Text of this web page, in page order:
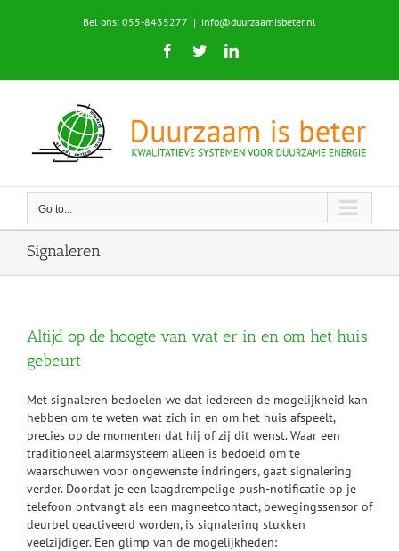
Bel ons: 055-8435277 | info@duurzaamisbeter.nl
Facebook
TwitterLinkedIn
Go to...
Signaleren
Altijd op de hoogte van wat er in en om het huis
gebeurt
Met signaleren bedoelen we dat iedereen de mogelijkheid kan
hebben om te weten wat zich in en om het huis afspeelt,
precies op de momenten dat hij of zij dit wenst. Waar een
traditioneel alarmsysteem alleen is bedoeld om te
waarschuwen voor ongewenste indringers, gaat signalering
verder. Doordat je een laagdrempelige push-notificatie op je
telefoon ontvangt als een magneetcontact, bewegingssensor of
deurbel geactiveerd worden, is signalering stukken
veelzijdiger. Een glimp van de mogelijkheden: